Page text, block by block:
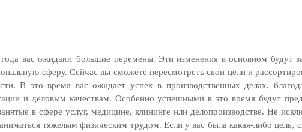
вас ожидают большие перемены. Эти изменения в основном будут
сферу. Сейчас вы сможете пересмотреть свои цели и
В это время вас ожидает успех в производственных делах,
и деловым качествам. Особенно успешными в это время будут
в сфере услуг, медицине, клининге или делопроизводстве. Не
тяжелым физическим трудом. Если у вас была какая-либо цель,